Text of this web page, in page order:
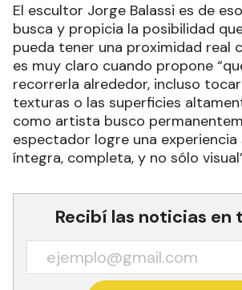
El escultor Jorge Balassi es de
busca y propicia la posibilidad
pueda tener una proximidad real
es muy claro cuando propone
recorrerla alrededor, incluso
texturas o las superficies
como artista busco
espectador logre una experiencia
íntegra, completa, y no sólo
Recibí las noticias en